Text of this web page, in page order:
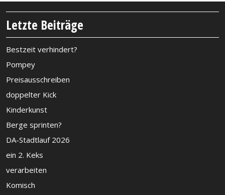
Letzte Beiträge
Bestzeit verhindert?
Pompey
Preisausschreiben
doppelter Kick
Kinderkunst
Berge sprinten?
DA-Stadtlauf 2026
ein 2. Keks
verarbeiten
Komisch